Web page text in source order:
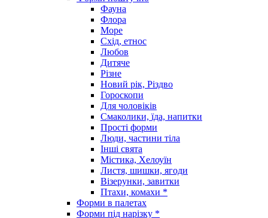
Фауна
Флора
Море
Схід, етнос
Любов
Дитяче
Різне
Новий рік, Різдво
Гороскопи
Для чоловіків
Смаколики, їда, напитки
Прості форми
Люди, частини тіла
Інші свята
Містика, Хелоуїн
Листя, шишки, ягоди
Візерунки, завитки
Птахи, комахи *
Форми в палетах
Форми під нарізку *